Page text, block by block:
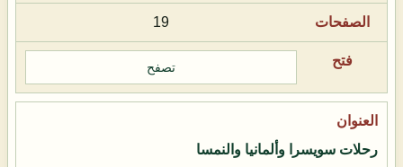
19
تصفح
رحلات سويسرا وألمانيا والنمسا